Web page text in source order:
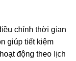
chỉnh thời gian
giúp tiết kiệm
động theo lịch